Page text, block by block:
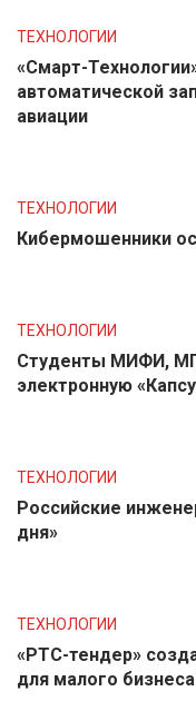
ТЕХНОЛОГИИ
«Смарт-
автоматической
авиации
ТЕХНОЛОГИИ
Кибермошенники
ТЕХНОЛОГИИ
Студенты МИФИ,
электронную
ТЕХНОЛОГИИ
Российские
дня»
ТЕХНОЛОГИИ
«РТС-тендер»
для малого бизнеса